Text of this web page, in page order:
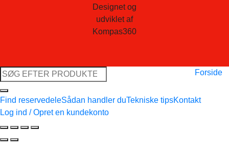
Designet og
udviklet af
Kompas360
Søg
efter:
Forside
Find reservedeleSådan handler duTekniske tipsKontakt
Log ind / Opret en kundekonto